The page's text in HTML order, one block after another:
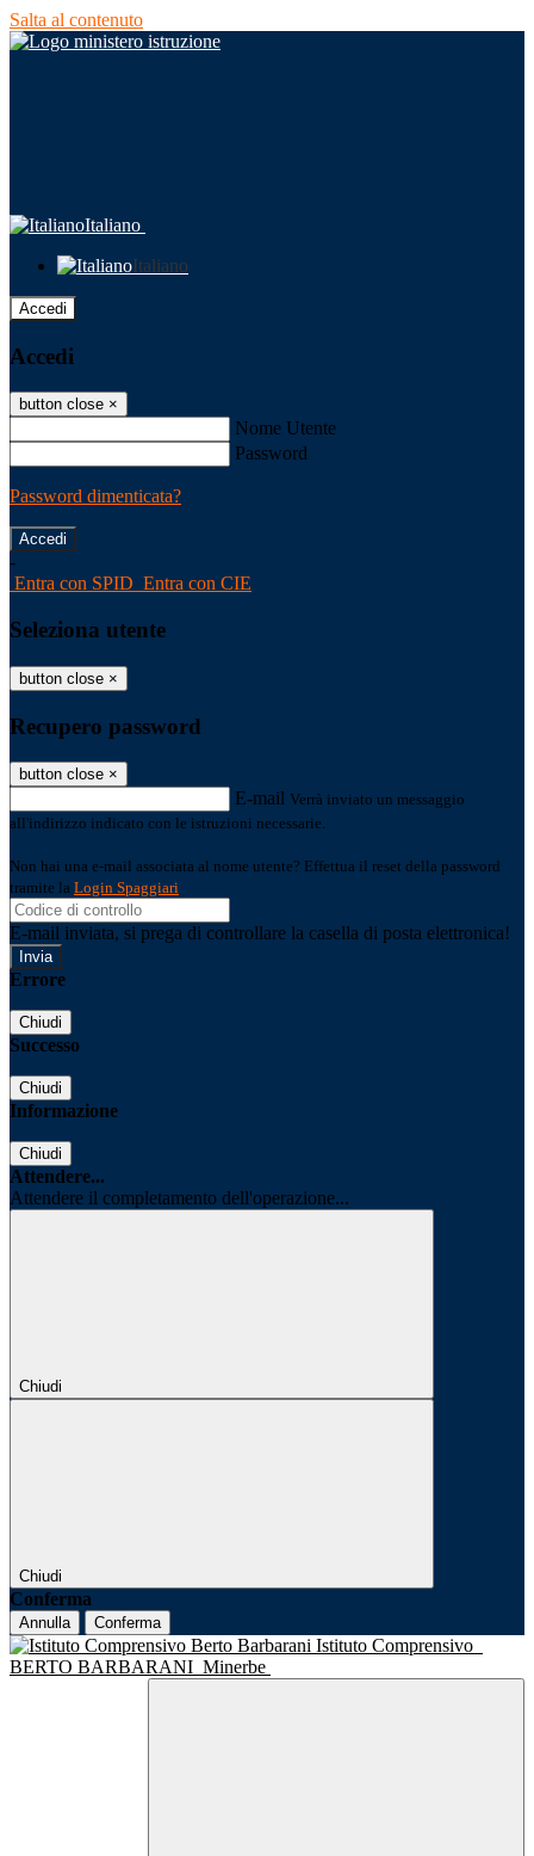
Salta al contenuto
Italiano
Italiano
Accedi
Accedi
button close ×
Nome Utente
Password
Password dimenticata?
-
Entra con SPID Entra con CIE
Seleziona utente
button close ×
Recupero password
button close ×
E-mail Verrà inviato un messaggio
all'indirizzo indicato con le istruzioni necessarie.
Non hai una e-mail associata al nome utente? Effettua il reset della password
tramite la Login Spaggiari
E-mail inviata, si prega di controllare la casella di posta elettronica!
Errore
Chiudi
Successo
Chiudi
Informazione
Chiudi
Attendere...
Attendere il completamento dell'operazione...
Chiudi
Chiudi
Conferma
Annulla Conferma
Istituto Comprensivo
BERTO BARBARANI Minerbe